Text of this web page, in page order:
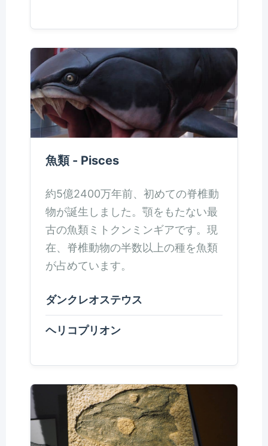
魚類 - Pisces
約5億2400万年前、初めての脊椎動
物が誕生しました。顎をもたない最
古の魚類ミトクンミンギアです。現
在、脊椎動物の半数以上の種を魚類
が占めています。
ダンクレオステウス
ヘリコプリオン